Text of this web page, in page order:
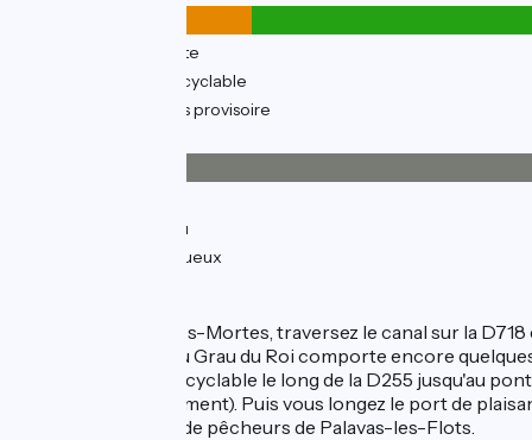
(16%) Sur route
(83%) Voie cyclable
(8%) Parcours provisoire
(14%) Inconnu
(4%) Rugueux
Du centre de Aigues-Mortes, traversez le canal sur la
Roi. La traversée du Grau du Roi comporte encore
Empruntez la piste cyclable le long de la D255 jusqu'au
manque de jalonnement). Puis vous longez le port de
rejoindre le village de pêcheurs de Palavas-les-Flots.